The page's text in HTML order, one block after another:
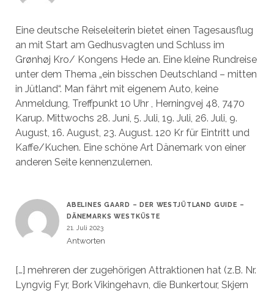
Eine deutsche Reiseleiterin bietet einen Tagesausflug
an mit Start am Gedhusvagten und Schluss im
Grønhøj Kro/ Kongens Hede an. Eine kleine Rundreise
unter dem Thema „ein bisschen Deutschland – mitten
in Jütland“. Man fährt mit eigenem Auto, keine
Anmeldung, Treffpunkt 10 Uhr , Herningvej 48, 7470
Karup. Mittwochs 28. Juni, 5. Juli, 19. Juli, 26. Juli, 9.
August, 16. August, 23. August. 120 Kr für Eintritt und
Kaffe/Kuchen. Eine schöne Art Dänemark von einer
anderen Seite kennenzulernen.
ABELINES GAARD – DER WESTJÜTLAND GUIDE –
DÄNEMARKS WESTKÜSTE
21. Juli 2023
Antworten
[…] mehreren der zugehörigen Attraktionen hat (z.B. Nr.
Lyngvig Fyr, Bork Vikingehavn, die Bunkertour, Skjern